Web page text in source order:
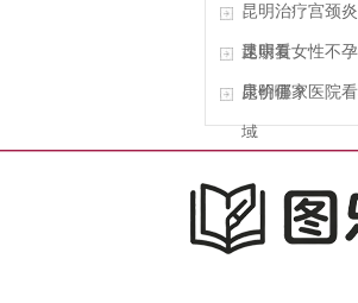
昆明治疗宫颈
速康复
昆明看女性不
康价值？
昆明哪家医院
域